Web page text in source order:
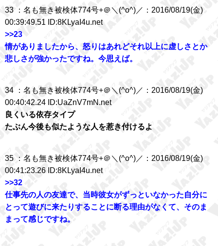
33 ：名も無き被検体774号+＠＼(^o^)／：2016/08/19(金)
00:39:49.51 ID:8KLyaI4u.net
>>23
情がありましたから、怒りはあれどそれ以上に虚しさとか
悲しさが強かったですね。今思えば。
34 ：名も無き被検体774号+＠＼(^o^)／：2016/08/19(金)
00:40:42.24 ID:UaZnV7mN.net
良くいる依存タイプ
たぶん今後も似たような人を惹き付けるよ
35 ：名も無き被検体774号+＠＼(^o^)／：2016/08/19(金)
00:41:23.26 ID:8KLyaI4u.net
>>32
仕事先の人の友達で、当時彼女がずっといなかった自分に
とって遊びに来たりすることに断る理由がなくて、そのま
まって感じですね。